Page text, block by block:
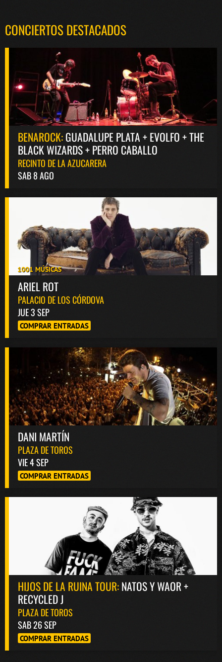
CONCIERTOS DESTACADOS
BENAROCK:GUADALUPE PLATA + EVOLFO + THE
BLACK WIZARDS + PERRO CABALLO
RECINTO DE LA AZUCARERA
SAB 8 AGO
1001 MÚSICAS
ARIEL ROT
PALACIO DE LOS CÓRDOVA
JUE 3 SEP
COMPRAR ENTRADAS
DANI MARTÍN
PLAZA DE TOROS
VIE 4 SEP
COMPRAR ENTRADAS
HIJOS DE LA RUINA TOUR:NATOS Y WAOR +
RECYCLED J
PLAZA DE TOROS
SAB 26 SEP
COMPRAR ENTRADAS